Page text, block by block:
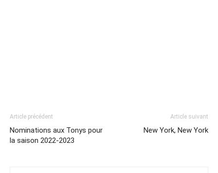
Article précédent
Nominations aux Tonys pour
la saison 2022-2023
Article suivant
New York, New York